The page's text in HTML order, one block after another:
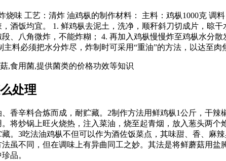
味 工艺：清炸 油鸡枞的制作材料： 主料：鸡枞1000克 调
酒饭均宜。 1. 鲜鸡枞去泥土，洗净，顺秆斜刀切成片，晾
、八角微炸，不能炸糊； 4. 再加入鸡枞慢慢炸至鸡枞水分
料必须把水分炸尽，炸制时可采用“重油”的方法，以达至肉
,食用菌,提供菌类的价格功效等知识
处理
香辛料合炼而成，耐贮藏。2制作方法用鲜鸡枞1公斤，干
将炒锅上旺火烧热，注入菜油，烧至起青烟，放入葱头两
。3吃法油鸡枞不但可以作为酒佐饭菜点，其味甜、香、麻
虽不同，但在调味上有异曲同工之妙。其法是将鲜蘑菇用
品。